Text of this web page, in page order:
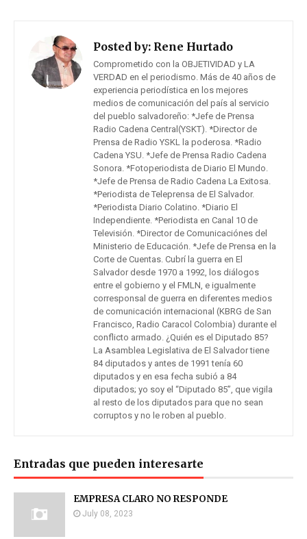
Posted by: Rene Hurtado
Comprometido con la OBJETIVIDAD y LA
VERDAD en el periodismo. Más de 40 años de
experiencia periodística en los mejores
medios de comunicación del país al servicio
del pueblo salvadoreño: *Jefe de Prensa
Radio Cadena Central(YSKT). *Director de
Prensa de Radio YSKL la poderosa. *Radio
Cadena YSU. *Jefe de Prensa Radio Cadena
Sonora. *Fotoperiodista de Diario El Mundo.
*Jefe de Prensa de Radio Cadena La Exitosa.
*Periodista de Teleprensa de El Salvador.
*Periodista Diario Colatino. *Diario El
Independiente. *Periodista en Canal 10 de
Televisión. *Director de Comunicaciónes del
Ministerio de Educación. *Jefe de Prensa en la
Corte de Cuentas. Cubrí la guerra en El
Salvador desde 1970 a 1992, los diálogos
entre el gobierno y el FMLN, e igualmente
corresponsal de guerra en diferentes medios
de comunicación internacional (KBRG de San
Francisco, Radio Caracol Colombia) durante el
conflicto armado. ¿Quién es el Diputado 85?
La Asamblea Legislativa de El Salvador tiene
84 diputados y antes de 1991 tenía 60
diputados y en esa fecha subió a 84
diputados; yo soy el “Diputado 85”, que vigila
al resto de los diputados para que no sean
corruptos y no le roben al pueblo.
Entradas que pueden interesarte
EMPRESA CLARO NO RESPONDE
July 08, 2023